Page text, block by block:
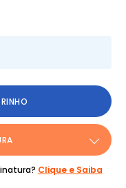
Clique e Saiba